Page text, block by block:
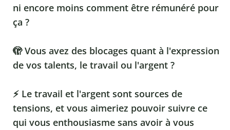
ni encore moins comment être rémunéré pour
ça ?
🫣 Vous avez des blocages quant à l'expression
de vos talents, le travail ou l'argent ?
⚡️ Le travail et l'argent sont sources de
tensions, et vous aimeriez pouvoir suivre ce
qui vous enthousiasme sans avoir à vous